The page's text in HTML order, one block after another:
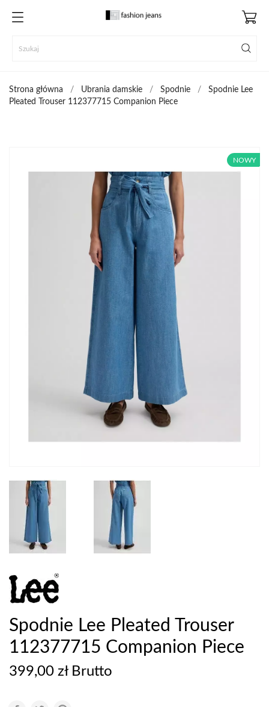
Strona główna Ubrania damskie Spodnie
Spodnie Lee
Pleated Trouser 112377715 Companion Piece
NOWY
NOWY
Spodnie Lee Pleated Trouser
112377715 Companion Piece
399,00 zł Brutto